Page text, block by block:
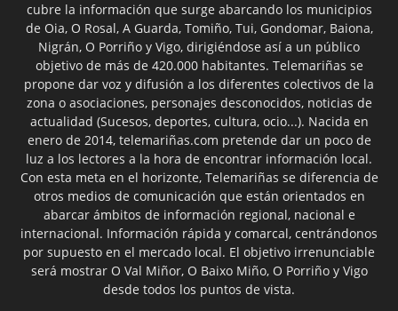
cubre la información que surge abarcando los municipios
de Oia, O Rosal, A Guarda, Tomiño, Tui, Gondomar, Baiona,
Nigrán, O Porriño y Vigo, dirigiéndose así a un público
objetivo de más de 420.000 habitantes. Telemariñas se
propone dar voz y difusión a los diferentes colectivos de la
zona o asociaciones, personajes desconocidos, noticias de
actualidad (Sucesos, deportes, cultura, ocio...). Nacida en
enero de 2014, telemariñas.com pretende dar un poco de
luz a los lectores a la hora de encontrar información local.
Con esta meta en el horizonte, Telemariñas se diferencia de
otros medios de comunicación que están orientados en
abarcar ámbitos de información regional, nacional e
internacional. Información rápida y comarcal, centrándonos
por supuesto en el mercado local. El objetivo irrenunciable
será mostrar O Val Miñor, O Baixo Miño, O Porriño y Vigo
desde todos los puntos de vista.